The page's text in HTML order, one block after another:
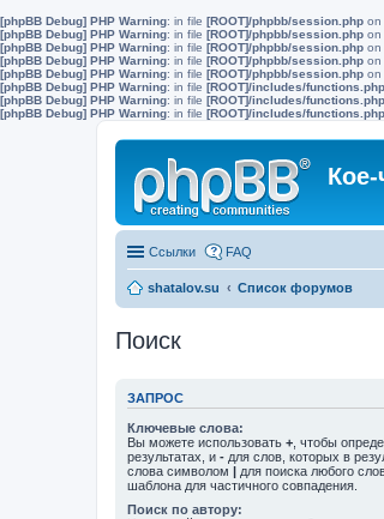
[phpBB Debug] PHP Warning: in file [ROOT]/phpbb/session.php on
[phpBB Debug] PHP Warning: in file [ROOT]/phpbb/session.php on
[phpBB Debug] PHP Warning: in file [ROOT]/phpbb/session.php on
[phpBB Debug] PHP Warning: in file [ROOT]/phpbb/session.php on
[phpBB Debug] PHP Warning: in file [ROOT]/phpbb/session.php on
[phpBB Debug] PHP Warning: in file [ROOT]/includes/functions.php
[phpBB Debug] PHP Warning: in file [ROOT]/includes/functions.php
[phpBB Debug] PHP Warning: in file [ROOT]/includes/functions.php
Ссылки FAQ
shatalov.su Список форумов
Поиск
ЗАПРОС
Ключевые слова:
Вы можете использовать + , чтобы
результатах, и - для слов, которых в
слова символом | для поиска любого
шаблона для частичного совпадения.
Поиск по автору: